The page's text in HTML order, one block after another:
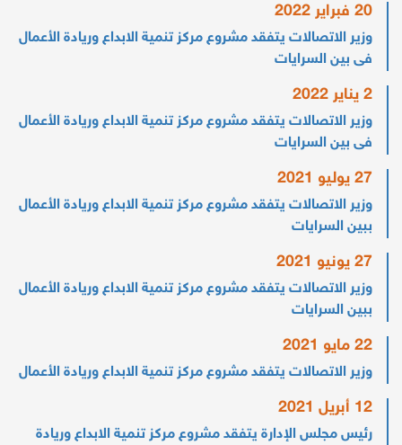
20 فبراير 2022
وزير الاتصالات يتفقد مشروع مركز تنمية الابداع وريادة الأعمال
فى بين السرايات‎‎
2 يناير 2022
وزير الاتصالات يتفقد مشروع مركز تنمية الابداع وريادة الأعمال
فى بين السرايات‎‎
27 يوليو 2021
وزير الاتصالات يتفقد مشروع مركز تنمية الابداع وريادة الأعمال
ببين السرايات
27 يونيو 2021
وزير الاتصالات يتفقد مشروع مركز تنمية الابداع وريادة الأعمال
ببين السرايات
22 مايو 2021
وزير الاتصالات يتفقد مشروع مركز تنمية الابداع وريادة الأعمال
12 أبريل 2021
رئيس مجلس الإدارة يتفقد مشروع مركز تنمية الابداع وريادة